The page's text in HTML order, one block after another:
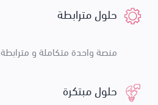
حلول مترابطة
منصة واحدة متكاملة و مترابطة
حلول مبتكرة